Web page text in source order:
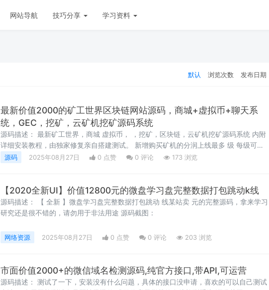
网站导航 技巧分享 学习资料
默认 浏览次数 发布日期
最新价值2000的矿工世界区块链网站源码，商城+虚拟币+聊天系
统，GEC，挖矿，云矿机挖矿源码系统
源码描述： 最新矿工世界，商城 虚拟币， ，挖矿，区块链，云矿机挖矿源码系统 内附
详细安装教程，由独家修复亲自搭建测试。 新增购买矿机的分润上线最多 级 每级可按
照后台设的分润比列 自动进行分润 奖励模式 注册会员享受直推的 分红 直推 人，公会
直推 个创业大使，矿机总算力达到 ，升级为创业先锋，获得大型云矿机 台，享受交易
佣金 的分红。
源码 2025年08月27日 0 点赞 0 评论 173 浏览
【2020全新UI】价值12800元的微盘学习盘完整数据打包跳动k线
源码描述： 【 全新 】微盘学习盘完整数据打包跳动 线某站卖 元的完整源码，拿来学习
研究还是很不错的，请勿用于非法用途 源码截图：
网络资源 2025年08月27日 0 点赞 0 评论 203 浏览
市面价值2000+的微信域名检测源码,纯官方接口,带API,可运营
源码描述： 测试了一下，安装没有什么问题，具体的接口没申请，喜欢的可以自己测试